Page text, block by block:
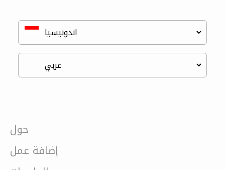
حول
إضافة عمل